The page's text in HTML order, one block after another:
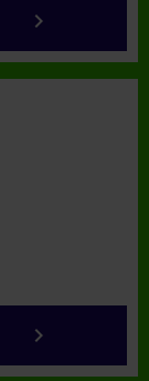
keyboard_arrow_right
keyboard_arrow_right